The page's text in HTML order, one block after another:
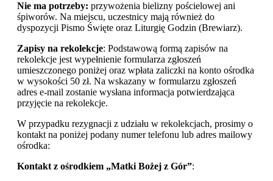
Nie ma potrzeby: przywożenia bielizny pościelowej ani
śpiworów. Na miejscu, uczestnicy mają również do
dyspozycji Pismo Święte oraz Liturgię Godzin (Brewiarz).
Zapisy na rekolekcje: Podstawową formą zapisów na
rekolekcje jest wypełnienie formularza zgłoszeń
umieszczonego poniżej oraz wpłata zaliczki na konto ośrodka
w wysokości 50 zł. Na wskazany w formularzu zgłoszeń
adres e-mail zostanie wysłana informacja potwierdzająca
przyjęcie na rekolekcje.
W przypadku rezygnacji z udziału w rekolekcjach, prosimy o
kontakt na poniżej podany numer telefonu lub adres mailowy
ośrodka:
Kontakt z ośrodkiem „Matki Bożej z Gór”: